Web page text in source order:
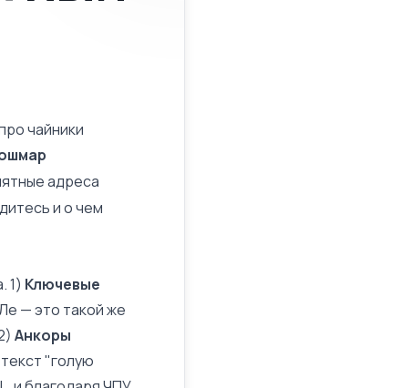
чайники
адреса
и о чем
1) Ключевые
— это такой же
Анкоры
"голую